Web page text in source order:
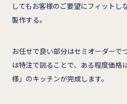
してもお客様のご要望にフィットし
製作する。
お任せで良い部分はセミオーダーで
は特注で誂ることで、ある程度価格
様」のキッチンが完成します。